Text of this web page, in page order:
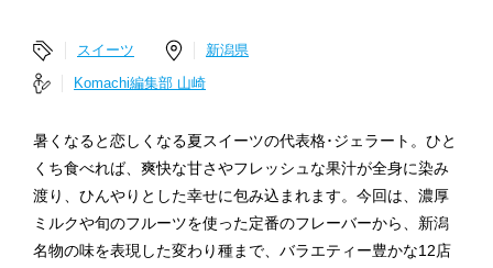
スイーツ
新潟県
Komachi編集部 山崎
暑くなると恋しくなる夏スイーツの代表格･ジェラート。ひと
くち食べれば、爽快な甘さやフレッシュな果汁が全身に染み
渡り、ひんやりとした幸せに包み込まれます。今回は、濃厚
ミルクや旬のフルーツを使った定番のフレーバーから、新潟
名物の味を表現した変わり種まで、バラエティー豊かな12店